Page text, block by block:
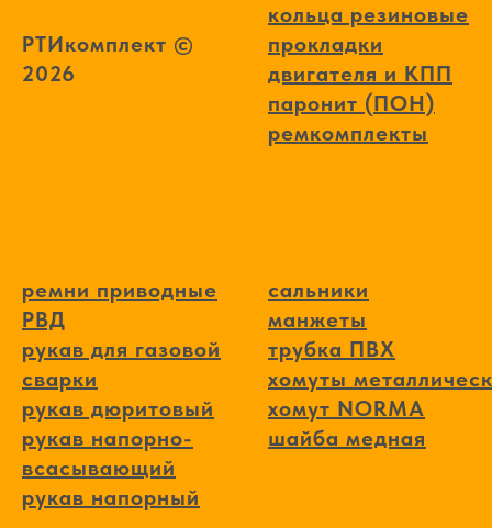
РТИкомплект ©
2026
кольца резиновые
прокладки
двигателя и КПП
паронит (ПОН)
ремкомплекты
ремни приводные
РВД
рукав для газовой
сварки
рукав дюритовый
рукав напорно-
всасывающий
рукав напорный
сальники
манжеты
трубка ПВХ
хомуты
хомут NORMA
шайба медная